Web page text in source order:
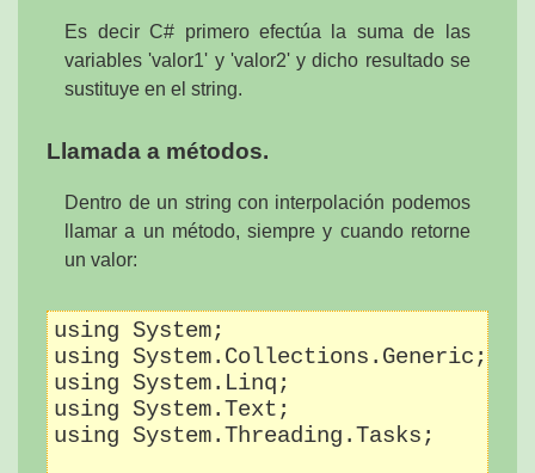
Es decir C# primero efectúa la suma de las
variables 'valor1' y 'valor2' y dicho resultado se
sustituye en el string.
Llamada a métodos.
Dentro de un string con interpolación podemos
llamar a un método, siempre y cuando retorne
un valor:
using System;
using System.Collections.Generic;
using System.Linq;
using System.Text;
using System.Threading.Tasks;